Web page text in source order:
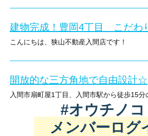
築年月：平成19年10月
↓Facebook
こちらは建売住宅としても販売しており価格
設計士やインテリアコーディネーターと一
理想のお住まいをお建ていただけるプラン
この他にご覧いただけるモデルハウスもた
○西武池袋線「入間市」駅バス7分、バス停
○市街化調整区域（34条11号）
○建ぺい率・容積率：60％・200％
西武池袋線『武蔵藤沢』駅 徒歩
～おすすめポイント～
平成28年築で綺麗な内外観です♪
こちらは以前ホテルの料理長を務めていた
ピザ窯で炙った具材が乗ったあごだしラーメ
建物完成！豊岡4丁目 こだわ
こんにちは、狭山不動産入間店です！
先日建物工事が完了し、内覧可能になりまし
ipot等の商業施設や彩の森公園、保育園等が
優れた住環境が魅力の物件になります！
開放的な三方角地で自由設計☆
入間市扇町屋1丁目、入間市駅から徒歩15
#オウチノコ
メンバーログ